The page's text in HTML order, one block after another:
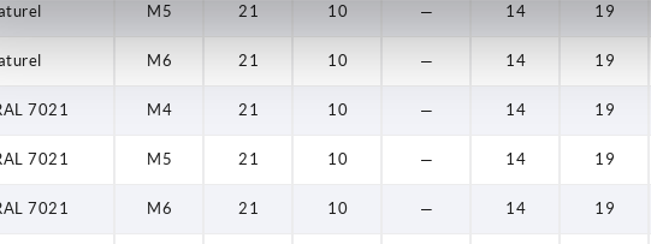
M5 21 10 — 14 19
M6 21 10 — 14 19
7021 M4 21 10 — 14 19
7021 M5 21 10 — 14 19
7021 M6 21 10 — 14 19